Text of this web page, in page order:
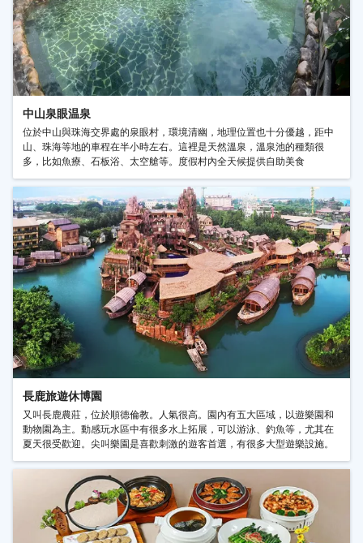
中山泉眼温泉
位於中山與珠海交界處的泉眼村，環境清幽，地理位置也十分優越，距中
山、珠海等地的車程在半小時左右。這裡是天然溫泉，溫泉池的種類很
多，比如魚療、石板浴、太空艙等。度假村內全天候提供自助美食
長鹿旅遊休博園
又叫長鹿農莊，位於順德倫教。人氣很高。園內有五大區域，以遊樂園和
動物園為主。動感玩水區中有很多水上拓展，可以游泳、釣魚等，尤其在
夏天很受歡迎。尖叫樂園是喜歡刺激的遊客首選，有很多大型遊樂設施。